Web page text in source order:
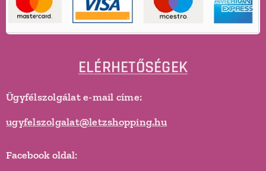
ELÉRHETŐSÉGEK
Ügyfélszolgálat e-mail címe:
ugyfelszolgalat@letzshopping.hu
Facebook oldal: